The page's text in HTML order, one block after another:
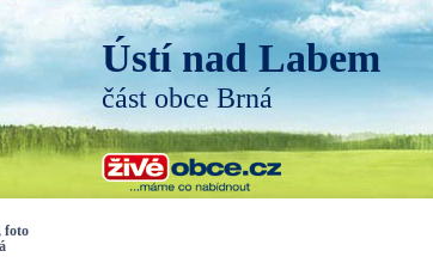
Ústí nad Labem
část obce Brná
foto